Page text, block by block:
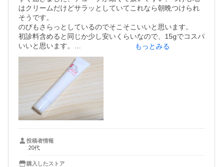
はクリームだけどサラッとしていてこれなら朝晩つけられ
そうです。
のびもさらっとしているのでそこそこいいと思います。
初診料含めると同じか少し安いくらいなので、15gでコスパ
いいと思います。
アゼライン酸20%配合は初めてなので、毛穴に効果あるか
期待大です。
病院でしか買えない商品が通販に売っていて嬉しいです。
1回塗って寝ただけでも、小さめの毛穴と黒ずみが小さくな
ってました。すごいです！！！
もっとみる
投稿者情報
20代
購入したストア